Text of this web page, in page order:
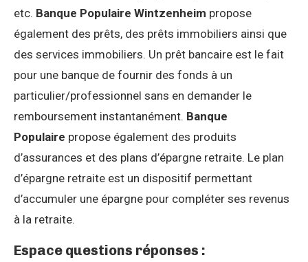
etc. Banque Populaire Wintzenheim propose
également des prêts, des prêts immobiliers ainsi que
des services immobiliers. Un prêt bancaire est le fait
pour une banque de fournir des fonds à un
particulier/professionnel sans en demander le
remboursement instantanément. Banque
Populaire propose également des produits
d’assurances et des plans d’épargne retraite. Le plan
d’épargne retraite est un dispositif permettant
d’accumuler une épargne pour compléter ses revenus
à la retraite.
Espace questions réponses :